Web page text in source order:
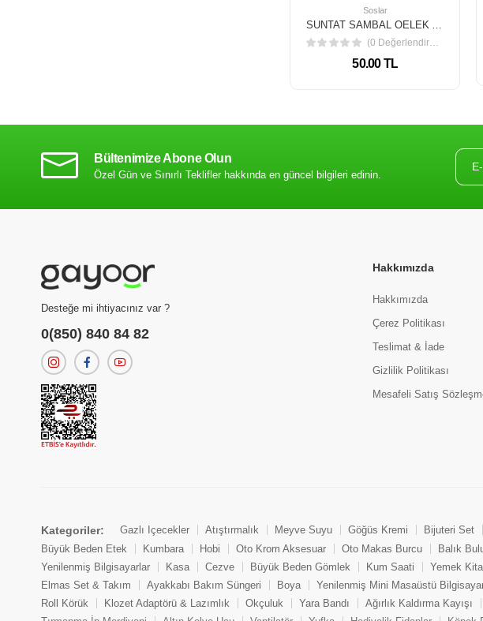
Soslar
SUNTAT SAMBAL OELEK ACI BİBER SOS 190 GR
(0 Değerlendirme)
50.00 TL
Bültenimize Abone Olun
Özel Gün ve Sınırlı Teklifler hakkında en güncel bilgileri edinin.
Desteğe mi ihtiyacınız var ?
0(850) 840 84 82
Hakkımızda
Hakkımızda
Çerez Politikası
Teslimat & İade
Gizlilik Politikası
Mesafeli Satış
Kategoriler: Gazlı İçecekler Atıştırmalık Meyve Suyu Göğüs Kremi Bijuteri Set
Büyük Beden Etek
Kumbara Hobi Oto Krom Aksesuar Oto Makas Burcu Balık
Yenilenmiş Bilgisayarlar
Kasa Cezve Büyük Beden Gömlek Kum Saati Yemek
Elmas Set & Takım
Ayakkabı Bakım Süngeri Boya Yenilenmiş Mini Masaüstü
Roll Körük
Klozet Adaptörü & Lazımlık Okçuluk Yara Bandı Ağırlık Kaldırma Kayışı